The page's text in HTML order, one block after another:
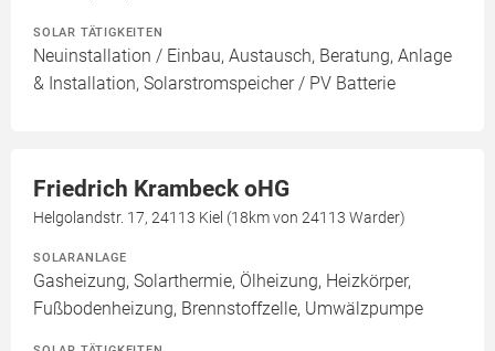
SOLAR TÄTIGKEITEN
Neuinstallation / Einbau, Austausch, Beratung, Anlage
& Installation, Solarstromspeicher / PV Batterie
Friedrich Krambeck oHG
Helgolandstr. 17, 24113 Kiel (18km von 24113 Warder)
SOLARANLAGE
Gasheizung, Solarthermie, Ölheizung, Heizkörper,
Fußbodenheizung, Brennstoffzelle, Umwälzpumpe